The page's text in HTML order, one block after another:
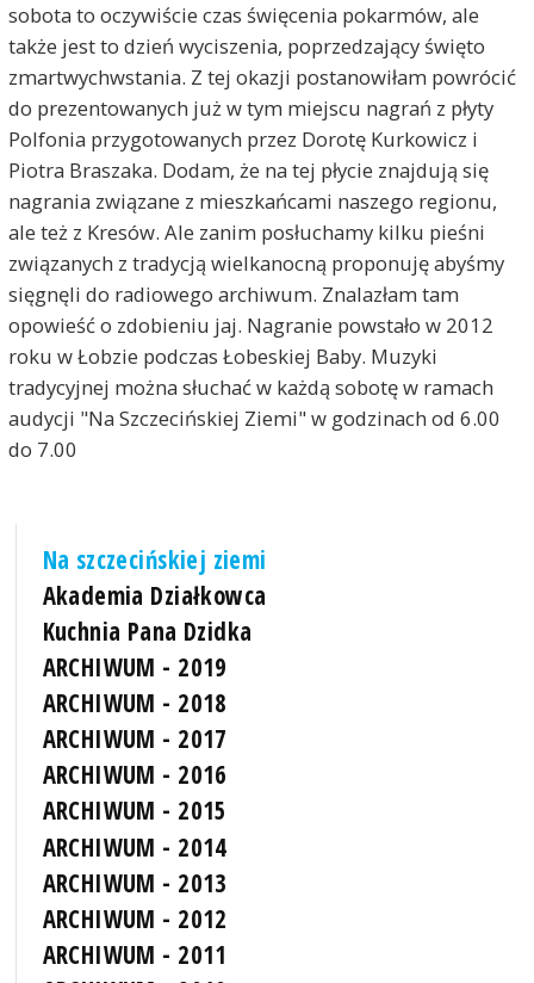
sobota to oczywiście czas święcenia pokarmów, ale
także jest to dzień wyciszenia, poprzedzający święto
zmartwychwstania. Z tej okazji postanowiłam powrócić
do prezentowanych już w tym miejscu nagrań z płyty
Polfonia przygotowanych przez Dorotę Kurkowicz i
Piotra Braszaka. Dodam, że na tej płycie znajdują się
nagrania związane z mieszkańcami naszego regionu,
ale też z Kresów. Ale zanim posłuchamy kilku pieśni
związanych z tradycją wielkanocną proponuję abyśmy
sięgnęli do radiowego archiwum. Znalazłam tam
opowieść o zdobieniu jaj. Nagranie powstało w 2012
roku w Łobzie podczas Łobeskiej Baby. Muzyki
tradycyjnej można słuchać w każdą sobotę w ramach
audycji "Na Szczecińskiej Ziemi" w godzinach od 6.00
do 7.00
Na szczecińskiej ziemi
Akademia Działkowca
Kuchnia Pana Dzidka
ARCHIWUM - 2019
ARCHIWUM - 2018
ARCHIWUM - 2017
ARCHIWUM - 2016
ARCHIWUM - 2015
ARCHIWUM - 2014
ARCHIWUM - 2013
ARCHIWUM - 2012
ARCHIWUM - 2011